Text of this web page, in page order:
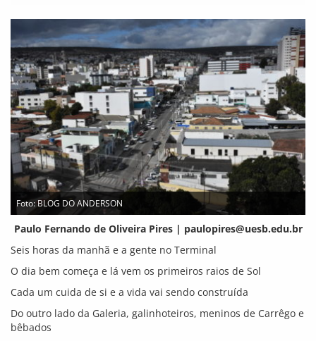
Foto: BLOG DO ANDERSON
Paulo Fernando de Oliveira Pires | paulopires@uesb.edu.br
Seis horas da manhã e a gente no Terminal
O dia bem começa e lá vem os primeiros raios de Sol
Cada um cuida de si e a vida vai sendo construída
Do outro lado da Galeria, galinhoteiros, meninos de Carrêgo e
bêbados